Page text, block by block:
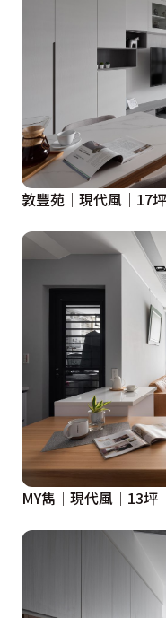
敦豐苑│現代風│17坪
MY雋│現代風│13坪